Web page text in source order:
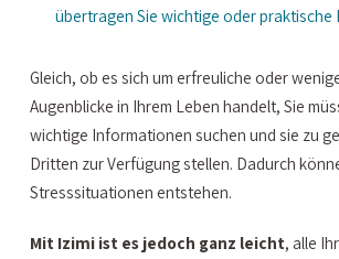
übertragen Sie wichtige oder
Gleich, ob es sich um erfreuliche oder
Augenblicke in Ihrem Leben handelt, Sie
wichtige Informationen suchen und sie zu
Dritten zur Verfügung stellen. Dadurch
Stresssituationen entstehen.
Mit Izimi ist es jedoch ganz leicht, alle